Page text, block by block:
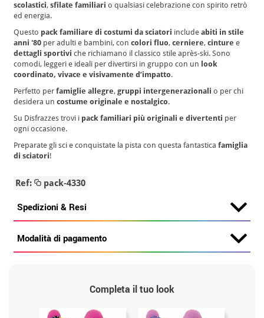
scolastici,sfilate familiari o qualsiasi celebrazione con spirito retrò
ed energia.
Questo pack familiare di costumi da sciatori includeabiti in stile
anni '80 per adulti e bambini, concolori fluo,cerniere,cinture e
dettagli sportivi che richiamano il classico stile après-ski. Sono
comodi, leggeri e ideali per divertirsi in gruppo con un look
coordinato, vivace e visivamente d’impatto.
Perfetto perfamiglie allegre,gruppi intergenerazionali o per chi
desidera uncostume originale e nostalgico.
Su Disfrazzes trovi i pack familiari più originali e divertenti per
ogni occasione.
Preparate gli sci e conquistate la pista con questa fantasticafamiglia
di sciatori!
Ref: pack-4330
Spedizioni & Resi
Modalità di pagamento
Completa il tuo look